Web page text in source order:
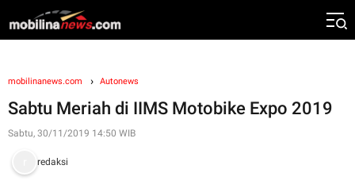
mobilinanews.com Autonews
Sabtu Meriah di IIMS Motobike Expo 2019
Sabtu, 30/11/2019 14:50 WIB
redaksi